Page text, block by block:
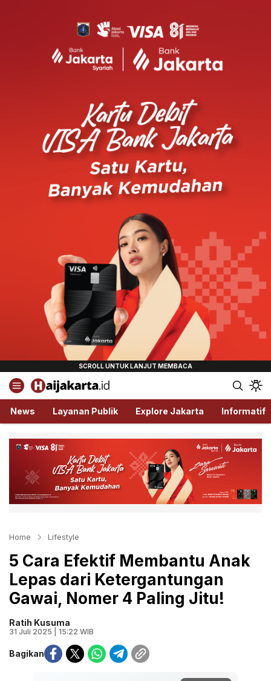
Haijakarta.id
Semua Tentang Jakarta Ada Disini!
News Layanan Publik Explore Jakarta Informatif
Home Lifestyle
5 Cara Efektif Membantu Anak
Lepas dari Ketergantungan
Gawai, Nomer 4 Paling Jitu!
Ratih Kusuma
31 Juli 2025 | 15:22 WIB
Bagikan